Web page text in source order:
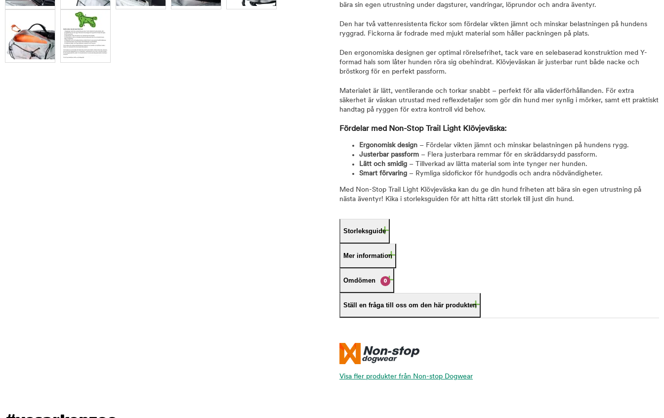
bära sin egen utrustning under dagsturer, vandringar, löprundor och andra äventyr.
Den har två vattenresistenta fickor som fördelar vikten jämnt och minskar belastningen på hundens
ryggrad. Fickorna är fodrade med mjukt material som håller packningen på plats.
Den ergonomiska designen ger optimal rörelsefrihet, tack vare en selebaserad konstruktion med Y-
formad hals som låter hunden röra sig obehindrat. Klövjeväskan är justerbar runt både nacke och
bröstkorg för en perfekt passform.
Materialet är lätt, ventilerande och torkar snabbt – perfekt för alla väderförhållanden. För extra
säkerhet är väskan utrustad med reflexdetaljer som gör din hund mer synlig i mörker, samt ett praktiskt
handtag på ryggen för extra kontroll vid behov.
Fördelar med Non-Stop Trail Light Klövjeväska:
Ergonomisk design – Fördelar vikten jämnt och minskar belastningen på hundens rygg.
Justerbar passform – Flera justerbara remmar för en skräddarsydd passform.
Lätt och smidig – Tillverkad av lätta material som inte tynger ner hunden.
Smart förvaring – Rymliga sidofickor för hundgodis och andra nödvändigheter.
Med Non-Stop Trail Light Klövjeväska kan du ge din hund friheten att bära sin egen utrustning på
nästa äventyr! Kika i storleksguiden för att hitta rätt storlek till just din hund.
Storleksguide
Mer information
Omdömen 0
Ställ en fråga till oss om den här produkten
Visa fler produkter från Non-stop Dogwear